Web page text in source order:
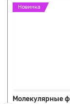
Новинка
Молекулярные